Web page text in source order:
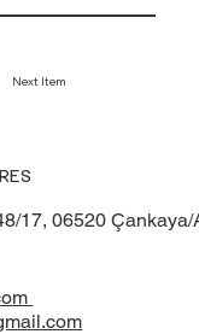
Next Item
17, 06520